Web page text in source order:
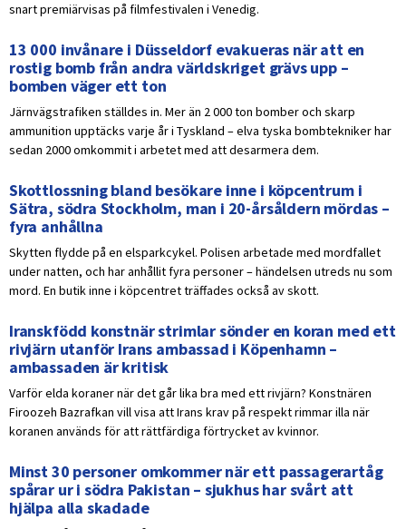
snart premiärvisas på filmfestivalen i Venedig.
13 000 invånare i Düsseldorf evakueras när att en
rostig bomb från andra världskriget grävs upp –
bomben väger ett ton
Järnvägstrafiken ställdes in. Mer än 2 000 ton bomber och skarp
ammunition upptäcks varje år i Tyskland – elva tyska bombtekniker har
sedan 2000 omkommit i arbetet med att desarmera dem.
Skottlossning bland besökare inne i köpcentrum i
Sätra, södra Stockholm, man i 20-årsåldern mördas –
fyra anhållna
Skytten flydde på en elsparkcykel. Polisen arbetade med mordfallet
under natten, och har anhållit fyra personer – händelsen utreds nu som
mord. En butik inne i köpcentret träffades också av skott.
Iranskfödd konstnär strimlar sönder en koran med ett
rivjärn utanför Irans ambassad i Köpenhamn –
ambassaden är kritisk
Varför elda koraner när det går lika bra med ett rivjärn? Konstnären
Firoozeh Bazrafkan vill visa att Irans krav på respekt rimmar illa när
koranen används för att rättfärdiga förtrycket av kvinnor.
Minst 30 personer omkommer när ett passagerartåg
spårar ur i södra Pakistan – sjukhus har svårt att
hjälpa alla skadade